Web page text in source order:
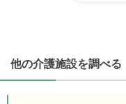
医療・看護体制か
他の介護施設を調べる